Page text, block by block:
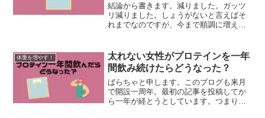
結論から書きます。減りました。ガッツ
リ減りました。しょうがないと言えばそ
れまでなのですが、今まで順調に増えて
え続けて欲しかったです。体重：４１ｋ
ｇに届かなくなるご覧の通...
体重を増やす！
太れない女性がプロテインを一年
間飲み続けたらどうなった？
ばらちゃと申します。このブログも来月
で開設一周年。最初の記事を投稿してか
ら一年が経とうとしています。つまり、